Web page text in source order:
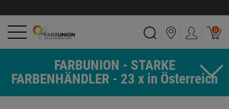
0
FARBUNION - STARKE
FARBENHÄNDLER - 23 x in Österreich